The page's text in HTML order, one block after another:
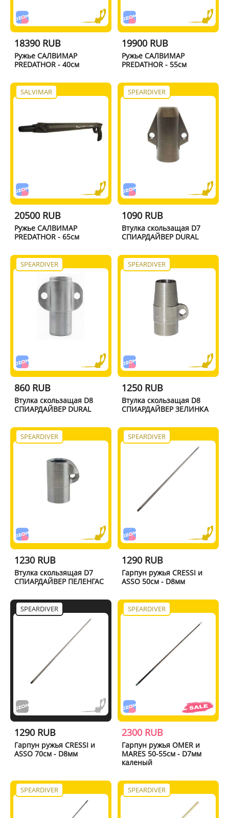
18390 RUB
Ружье САЛВИМАР
PREDATHOR - 40см
19900 RUB
Ружье САЛВИМАР
PREDATHOR - 55см
SALVIMAR
20500 RUB
Ружье САЛВИМАР
PREDATHOR - 65см
SPEARDIVER
1090 RUB
Втулка скользащая D7
СПИАРДАЙВЕР DURAL
SPEARDIVER
860 RUB
Втулка скользащая D8
СПИАРДАЙВЕР DURAL
SPEARDIVER
1250 RUB
Втулка скользащая D8
СПИАРДАЙВЕР ЗЕЛИНКА
SPEARDIVER
1230 RUB
Втулка скользящая D7
СПИАРДАЙВЕР ПЕЛЕНГАС
SPEARDIVER
1290 RUB
Гарпун ружья CRESSI и
ASSO 50см - D8мм
SPEARDIVER
1290 RUB
Гарпун ружья CRESSI и
ASSO 70см - D8мм
SPEARDIVER
2300 RUB
Гарпун ружья OMER и
MARES 50-55см - D7мм
каленый
SPEARDIVER SPEARDIVER